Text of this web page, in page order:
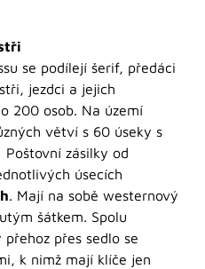
se podílejí šerif, předáci
jezdci a jejich
200 osob. Na území
větví s 60 úseky s
Poštovní zásilky od
úsecích
. Mají na sobě westernový
šátkem. Spolu
přehoz přes sedlo se
k nimž mají klíče jen